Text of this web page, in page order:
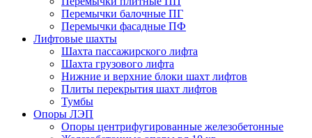
Перемычки балочные ПГ
Перемычки фасадные ПФ
Лифтовые шахты
Шахта пассажирского лифта
Шахта грузового лифта
Нижние и верхние блоки шахт лифтов
Плиты перекрытия шахт лифтов
Тумбы
Опоры ЛЭП
Опоры центрифугированные железобетонные